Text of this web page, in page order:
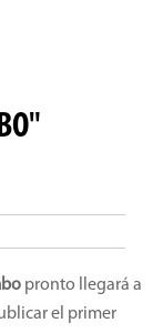
pronto llegará a
el primer